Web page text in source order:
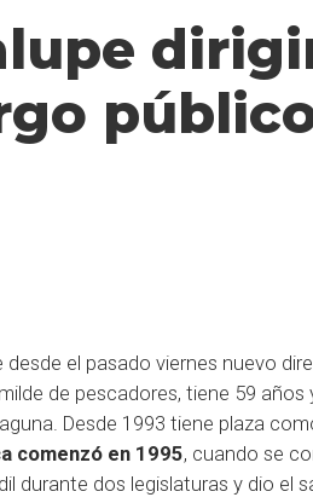
desde el pasado viernes nuevo
de pescadores, tiene 59
Desde 1993 tiene plaza
comenzó en 1995, cuando se
durante dos legislaturas y dio el